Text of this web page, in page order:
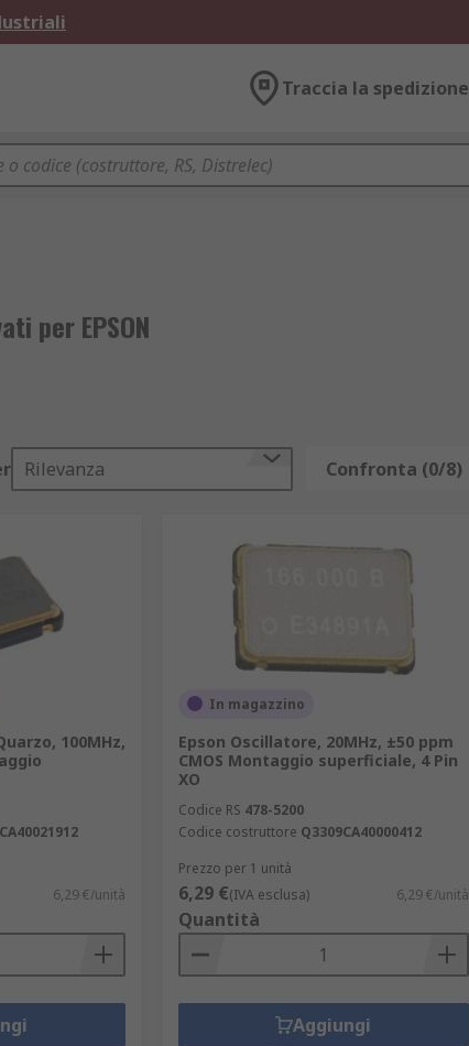
Traccia la spedizione
per EPSON
Rilevanza Confronta (0/8)
100MHz,
6,29 €/unità
In magazzino
Epson Oscillatore, 20MHz, ±50 ppm
CMOS Montaggio superficiale, 4 Pin
XO
Codice RS 478-5200
Codice costruttore Q3309CA40000412
Prezzo per 1 unità
6,29 €(IVA esclusa) 6,29 €/unità
Quantità
Aggiungi